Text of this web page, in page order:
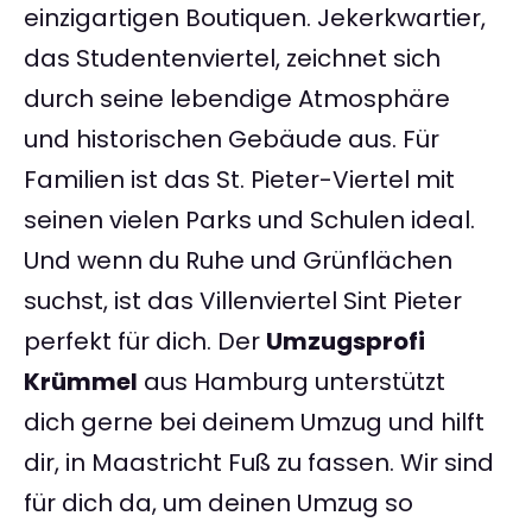
einzigartigen Boutiquen. Jekerkwartier,
das Studentenviertel, zeichnet sich
durch seine lebendige Atmosphäre
und historischen Gebäude aus. Für
Familien ist das St. Pieter-Viertel mit
seinen vielen Parks und Schulen ideal.
Und wenn du Ruhe und Grünflächen
suchst, ist das Villenviertel Sint Pieter
perfekt für dich. Der Umzugsprofi
Krümmel aus Hamburg unterstützt
dich gerne bei deinem Umzug und hilft
dir, in Maastricht Fuß zu fassen. Wir sind
für dich da, um deinen Umzug so